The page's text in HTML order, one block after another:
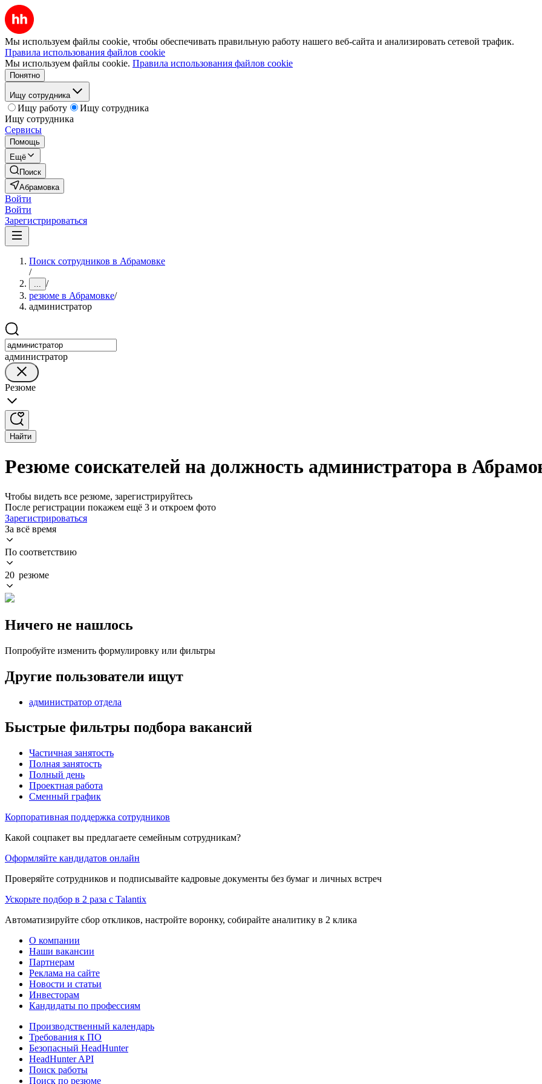
Мы используем файлы cookie, чтобы обеспечивать правильную работу нашего веб-сайта и анализировать сетевой трафик.
Правила использования файлов cookie
Мы используем файлы cookie. Правила использования файлов cookie
Понятно
Ищу сотрудника
Ищу работу
Ищу сотрудника
Ищу сотрудника
Сервисы
Помощь
Ещё
Поиск
Абрамовка
Войти
Войти
Зарегистрироваться
Поиск сотрудников в Абрамовке
/
... /
резюме в Абрамовке/
администратор
администратор
Резюме
Найти
Резюме соискателей на должность администратора в
Чтобы видеть все резюме, зарегистрируйтесь
После регистрации покажем ещё 3 и откроем фото
Зарегистрироваться
За всё время
По соответствию
20 резюме
Ничего не нашлось
Попробуйте изменить формулировку или фильтры
Другие пользователи ищут
администратор отдела
Быстрые фильтры подбора вакансий
Частичная занятость
Полная занятость
Полный день
Проектная работа
Сменный график
Корпоративная поддержка сотрудников
Какой соцпакет вы предлагаете семейным сотрудникам?
Оформляйте кандидатов онлайн
Проверяйте сотрудников и подписывайте кадровые документы без бумаг и личных встреч
Ускорьте подбор в 2 раза с Talantix
Автоматизируйте сбор откликов, настройте воронку, собирайте аналитику в 2 клика
О компании
Наши вакансии
Партнерам
Реклама на сайте
Новости и статьи
Инвесторам
Кандидаты по профессиям
Производственный календарь
Требования к ПО
Безопасный HeadHunter
HeadHunter API
Поиск работы
Поиск по резюме